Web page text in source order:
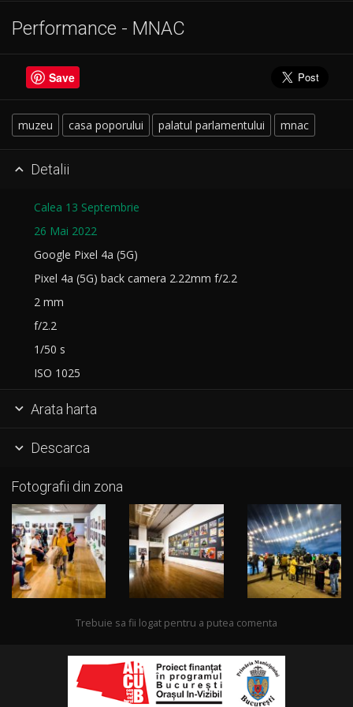
Performance - MNAC
Save
muzeu casa poporului palatul parlamentului mnac
 Detalii
Calea 13 Septembrie
26 Mai 2022
Google Pixel 4a (5G)
Pixel 4a (5G) back camera 2.22mm f/2.2
2 mm
f/2.2
1/50 s
ISO 1025
 Arata harta
 Descarca
Fotografii din zona
Trebuie sa fii logat pentru a putea comenta